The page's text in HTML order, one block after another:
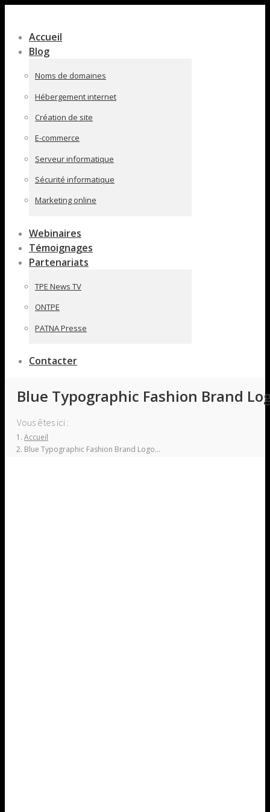
pleine
largeur
Accueil
Blog
Noms de domaines
Hébergement internet
Création de site
E-commerce
Serveur informatique
Sécurité informatique
Marketing online
Webinaires
Témoignages
Partenariats
TPE News TV
ONTPE
PATNA Presse
Contacter
Blue Typographic Fashion Brand
Vous êtes ici :
Accueil
Blue Typographic Fashion Brand Logo…